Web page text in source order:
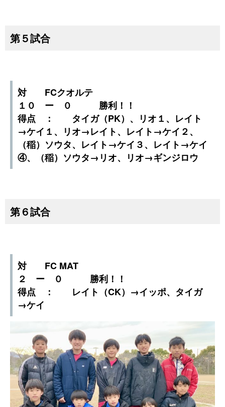
第５試合
対 FCクオルテ
１０ ー ０ 勝利！！
得点 ： タイガ（PK）、リオ１、レイト
→ケイ１、リオ→レイト、レイト→ケイ２、
（稲）ソウタ、レイト→ケイ３、レイト→ケイ
④、（稲）ソウタ→リオ、リオ→ギンジロウ
第６試合
対 FC MAT
２ ー ０ 勝利！！
得点 ： レイト（CK）→イッポ、タイガ
→ケイ